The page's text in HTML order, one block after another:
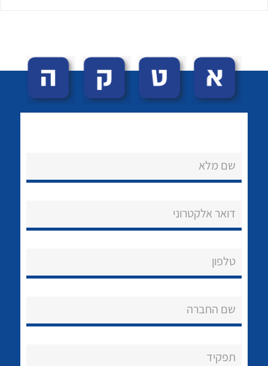
שאלות ותשובות
אודות
לכל מוצרי היצרן
שם מלא
דואר אלקטרוני
טלפון
שם החברה
תפקיד